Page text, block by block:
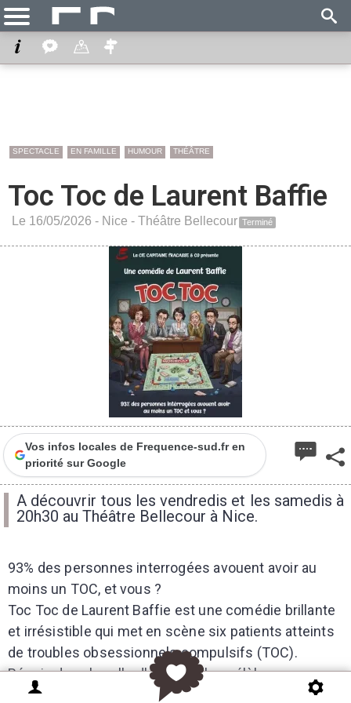
SPECTACLE EN FAMILLE HUMOUR THÉÂTRE
Toc Toc de Laurent Baffie
Le 16/05/2026 - Nice - Théâtre Bellecour Terminé
Vos infos locales de Frequence-sud.fr en
priorité sur Google
A découvrir tous les vendredis et les samedis à
20h30 au Théâtre Bellecour à Nice.
93% des personnes interrogées avouent avoir au
moins un TOC, et vous ?
Toc Toc de Laurent Baffie est une comédie brillante
et irrésistible qui met en scène six patients atteints
de troubles obsessionnels compulsifs (TOC).
Réunis dans la salle d'attente d'un célèbre
spécialiste qui se fait désirer, ils vont devoir